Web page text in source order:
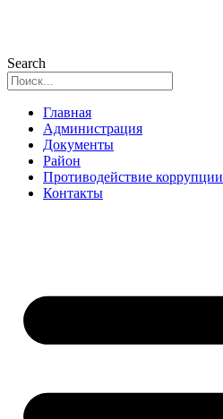
Search
Главная
Администрация
Документы
Район
Противодействие коррупции
Контакты